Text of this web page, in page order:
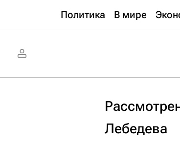
Политика В мире
Лебедева